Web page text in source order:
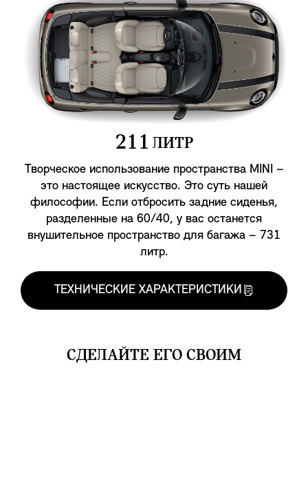
211 ЛИТР
Творческое использование пространства MINI –
это настоящее искусство. Это суть нашей
философии. Если отбросить задние сиденья,
разделенные на 60/40, у вас останется
внушительное пространство для багажа – 731
литр.
ТЕХНИЧЕСКИЕ ХАРАКТЕРИСТИКИ
CДЕЛАЙТЕ ЕГО СВОИМ